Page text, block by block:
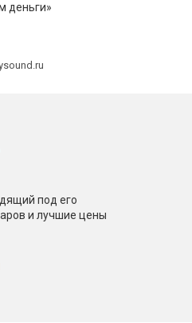
деньги»
под его
и лучшие цены